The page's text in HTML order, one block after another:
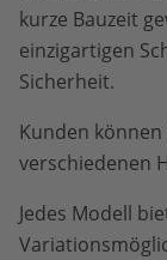
kurze Bauzeit
einzigartigen
Sicherheit.
Kunden
verschiedenen
Jedes Modell